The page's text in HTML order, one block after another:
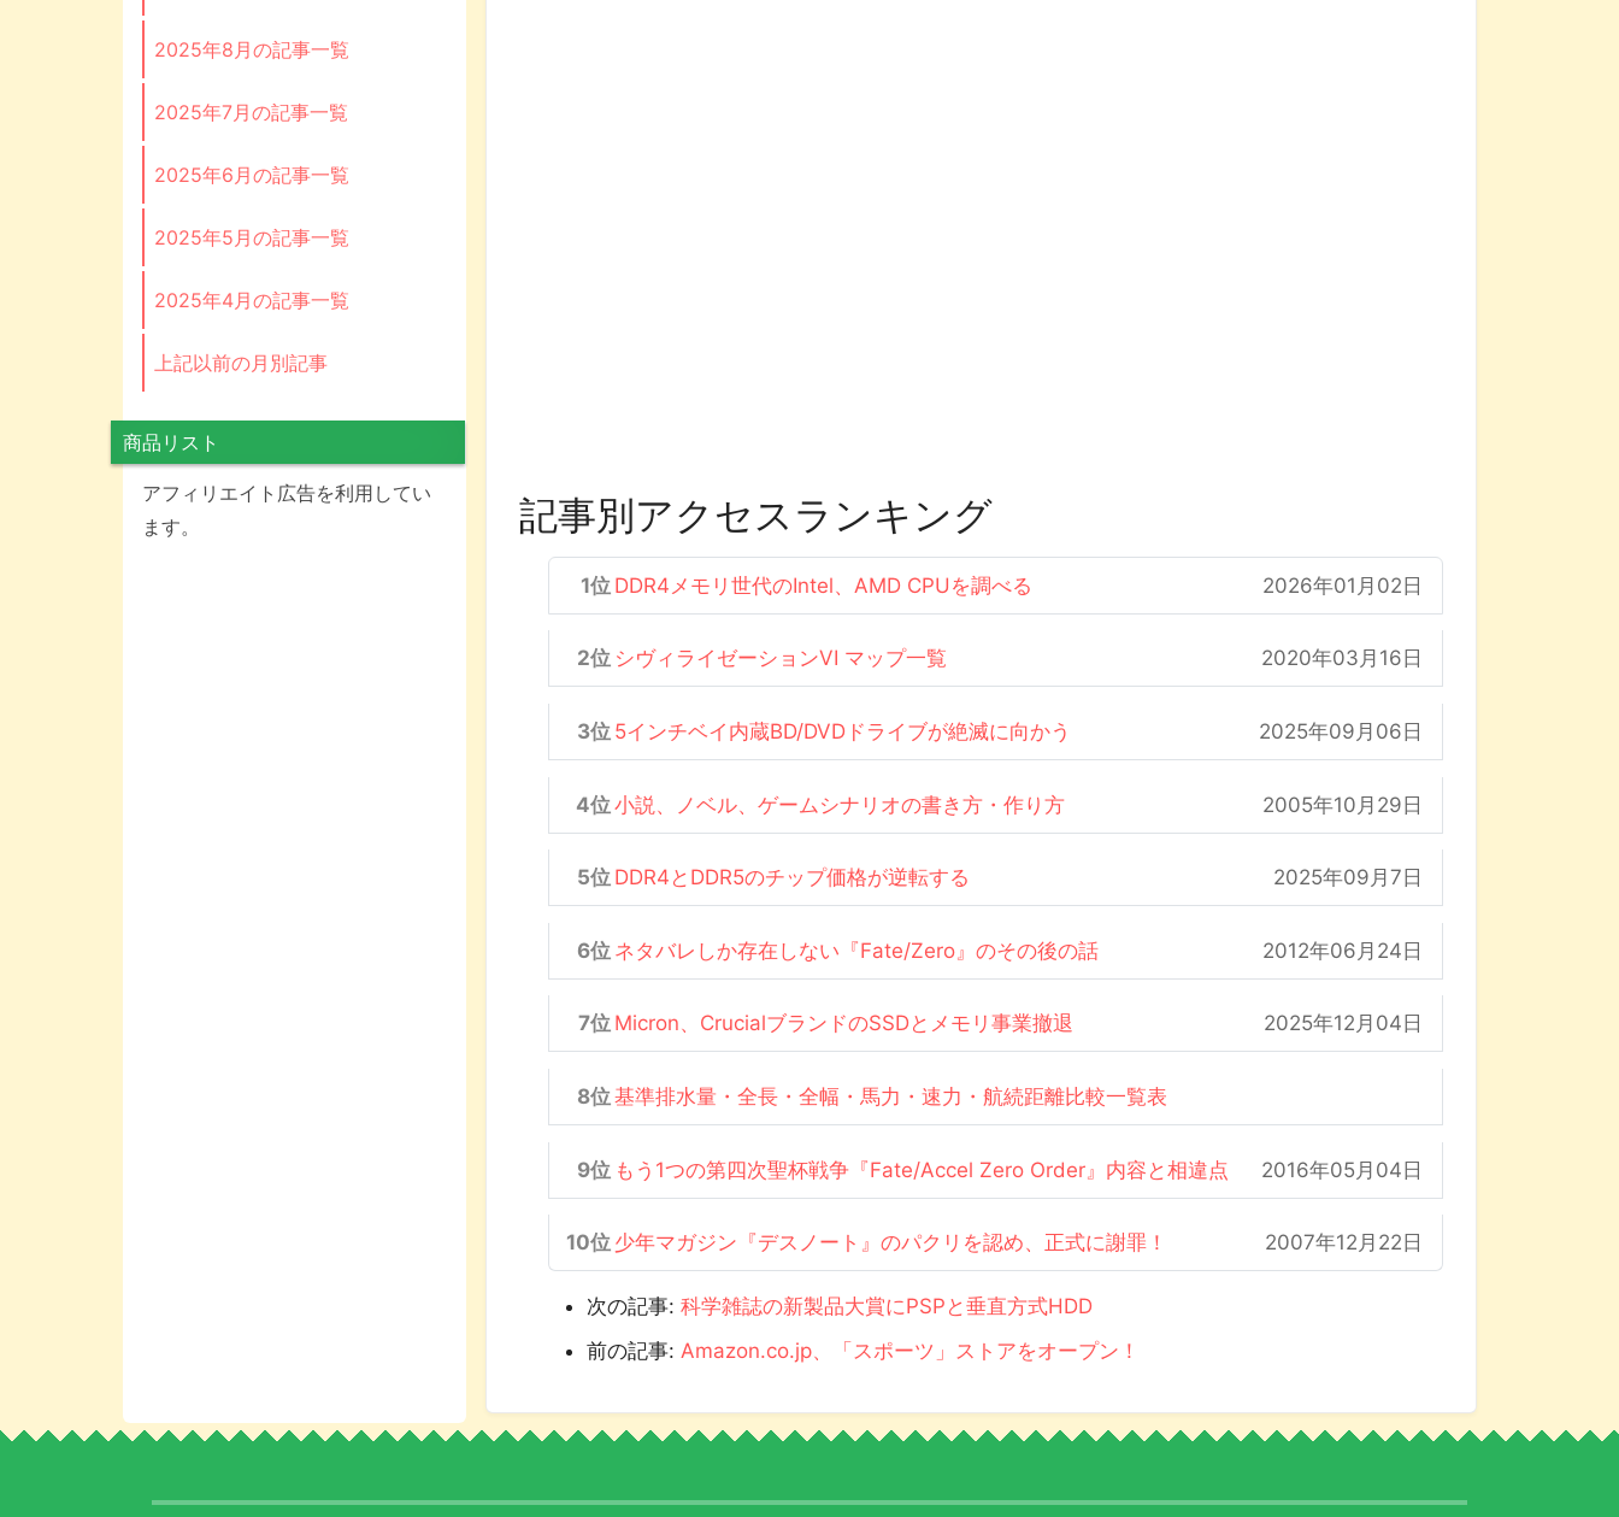
記事別アクセスランキング
DDR4メモリ世代のIntel、AMD CPUを調べる 2026年01月02日
シヴィライゼーションVI マップ一覧 2020年03月16日
5インチベイ内蔵BD/DVDドライブが絶滅に向かう 2025年09月06日
小説、ノベル、ゲームシナリオの書き方・作り方 2005年10月29日
DDR4とDDR5のチップ価格が逆転する 2025年09月7日
ネタバレしか存在しない『Fate/Zero』のその後の話 2012年06月24日
Micron、CrucialブランドのSSDとメモリ事業撤退 2025年12月04日
基準排水量・全長・全幅・馬力・速力・航続距離比較一覧表
もう1つの第四次聖杯戦争『Fate/Accel Zero Order』内容と相違点 2016年05月04日
少年マガジン『デスノート』のパクリを認め、正式に謝罪！ 2007年12月22日
次の記事: 科学雑誌の新製品大賞にPSPと垂直方式HDD
前の記事: Amazon.co.jp、「スポーツ」ストアをオープン！
2025年8月の記事一覧
2025年7月の記事一覧
2025年6月の記事一覧
2025年5月の記事一覧
2025年4月の記事一覧
上記以前の月別記事
商品リスト
アフィリエイト広告を利用してい
ます。